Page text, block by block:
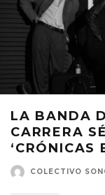
LA BANDA
CARRERA
‘CRÓNICAS
COLECTIVO